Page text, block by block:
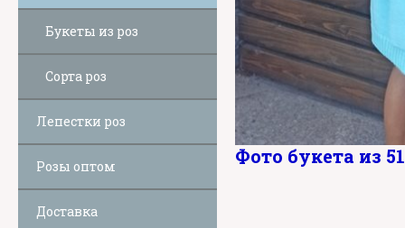
Букеты из роз
Сорта роз
Лепестки роз
Розы оптом
Доставка
Фото букета из